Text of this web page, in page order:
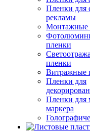
Пленки для
рекламы
Монтажные
пленки
пленки
Витражные
Пленки для
Пленки для
маркера